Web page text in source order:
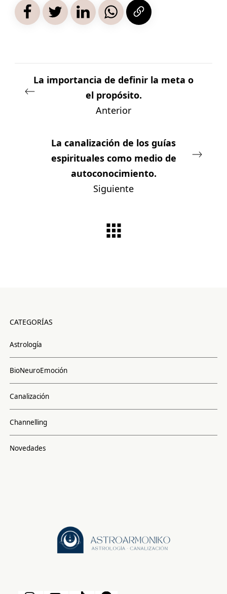
La importancia de definir la meta o
el propósito.
Anterior
La canalización de los guías
espirituales como medio de
autoconocimiento.
Siguiente
CATEGORÍAS
Astrología
BioNeuroEmoción
Canalización
Channelling
Novedades